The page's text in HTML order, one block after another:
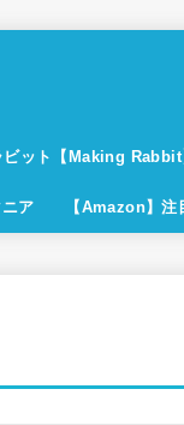
ビット【Making
ア 【Amazon】